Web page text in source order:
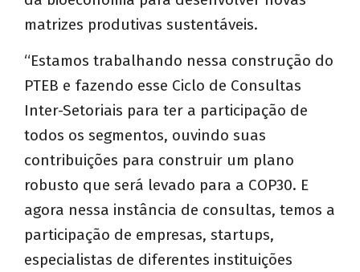
matrizes produtivas sustentáveis.
“Estamos trabalhando nessa construção do
PTEB e fazendo esse Ciclo de Consultas
Inter-Setoriais para ter a participação de
todos os segmentos, ouvindo suas
contribuições para construir um plano
robusto que será levado para a COP30. E
agora nessa instância de consultas, temos a
participação de empresas, startups,
especialistas de diferentes instituições